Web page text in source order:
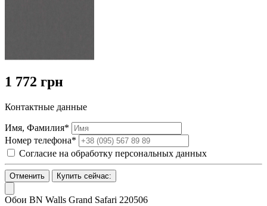
1 772 грн
Контактные данные
Имя, Фамилия*
Номер телефона*
Согласие на обработку персональных данных
Отменить Купить сейчас:
Обои BN Walls Grand Safari 220506